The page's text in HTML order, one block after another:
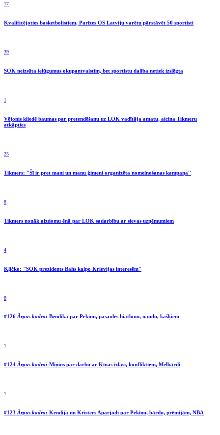
17
Kvalificējoties basketbolistiem, Parīzes OS Latviju varētu pārstāvēt 50 sportisti
39
SOK neizsūta ielūgumus okupantvalstīm, bet sportistu dalība netiek izslēgta
1
Vējonis kliedē baumas par pretendēšanu uz LOK vadītāja amatu, aicina Tikmeru
atkāpties
25
Tikmers: ''Šī ir pret mani un manu ģimeni organizēta nomelnošanas kampaņa''
8
Tikmers nonāk aizdomu ēnā par LOK sadarbību ar sievas uzņēmumiem
4
Kļičko: "SOK prezidents Bahs kalpo Krievijas interesēm"
8
#126Ārpus kadra: Bendika par Pekinu, pasaules biatlonu, naudu, kašķiem
1
#124Ārpus kadra: Miņins par darbu ar Ķīnas izlasi, konfliktiem, Melbārdi
1
#123 Ārpus kadra: Kendija un Kristers Aparjodi par Pekinu, bārdu, prēmijām, NBA